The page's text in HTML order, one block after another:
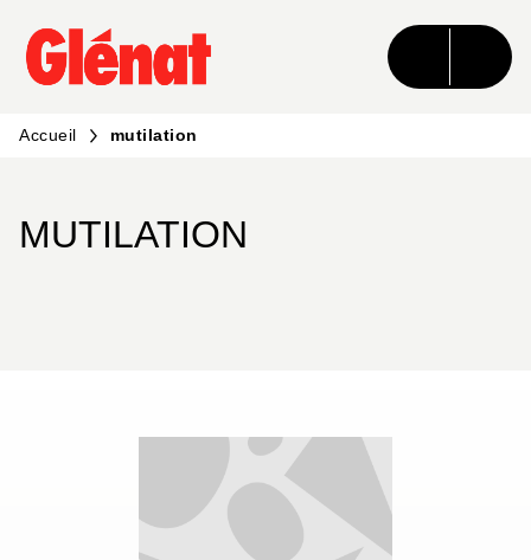
MENU RECHERCHE CONTENU
PIED DE PAGE
Accueil mutilation
MUTILATION